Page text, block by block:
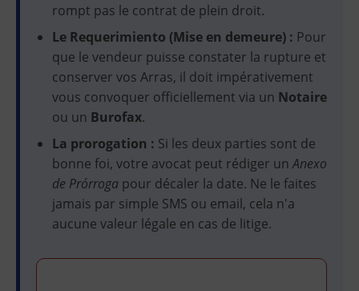
rompt pas le contrat de plein droit.
Le Requerimiento (Mise en demeure) : Pour
que le vendeur puisse constater la rupture et
conserver vos Arras, il doit impérativement
vous convoquer officiellement via un Notaire
ou un Burofax.
La prorogation : Si les deux parties sont de
bonne foi, votre avocat peut rédiger unAnexo
de Prórroga pour décaler la date. Ne le faites
jamais par simple SMS ou email, cela n'a
aucune valeur légale en cas de litige.